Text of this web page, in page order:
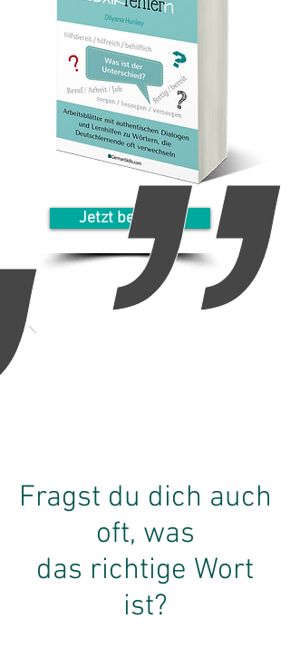
Jetzt bestellen
Fragst du dich auch
oft, was
das richtige Wort
ist?